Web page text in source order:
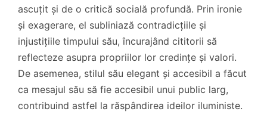
ascuțit și de o critică socială profundă. Prin ironie
și exagerare, el subliniază contradicțiile și
injustițiile timpului său, încurajând cititorii să
reflecteze asupra propriilor lor credințe și valori.
De asemenea, stilul său elegant și accesibil a făcut
ca mesajul său să fie accesibil unui public larg,
contribuind astfel la răspândirea ideilor iluministe.